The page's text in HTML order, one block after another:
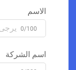
الاسم
0/100
اسم الشركة